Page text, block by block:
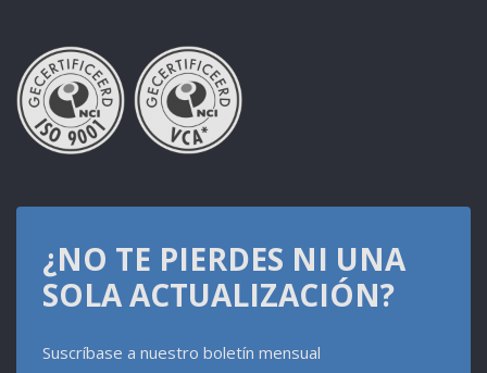
¿NO TE PIERDES NI UNA
SOLA ACTUALIZACIÓN?
Suscríbase a nuestro boletín mensual